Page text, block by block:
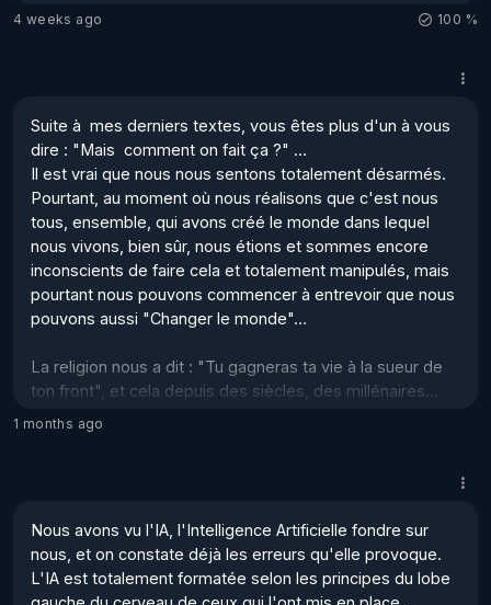
médiation ne nous sont d'aucune utilité… Seule la Voie du
Nous sommes, nous devons être, notre ...
4 weeks ago 100 %
Suite à  mes derniers textes, vous êtes plus d'un à vous
dire : "Mais  comment on fait ça ?" …
Il est vrai que nous nous sentons totalement désarmés.
Pourtant, au moment où nous réalisons que c'est nous
tous, ensemble, qui avons créé le monde dans lequel
nous vivons, bien sûr, nous étions et sommes encore
inconscients de faire cela et totalement manipulés, mais
pourtant nous pouvons commencer à entrevoir que nous
pouvons aussi "Changer le monde"…
La religion nous a dit : "Tu gagneras ta vie à la sueur de
ton front", et cela depuis des siècles, des millénaires…
Et nous l'avons crû !
"Menteurs", à des "Profiteurs" qui se sont appuyés...
1 months ago
Nous avons vu l'IA, l'Intelligence Artificielle fondre sur
nous, et on constate déjà les erreurs qu'elle provoque.
L'IA est totalement formatée selon les principes du lobe